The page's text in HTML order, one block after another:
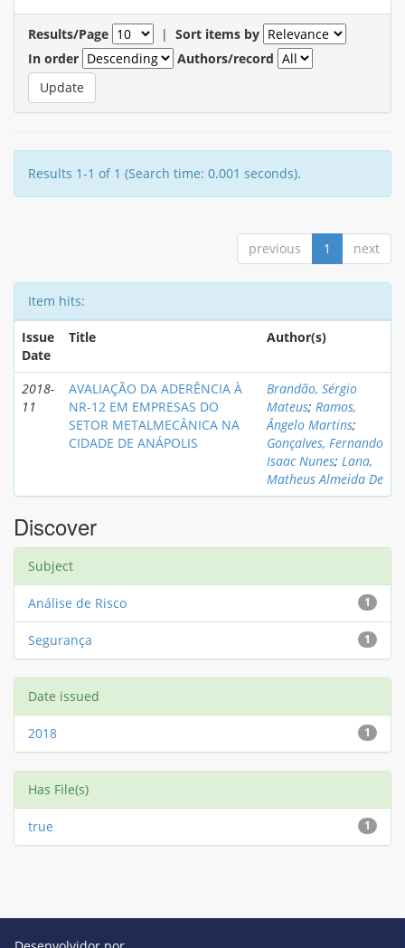
Results/Page | Sort items by
In order
Authors/record
Results 1-1 of 1 (Search time: 0.001 seconds).
previous 1 next
Item hits:
Issue
Date
Title Author(s)
2018-
11
AVALIAÇÃO DA ADERÊNCIA À
NR-12 EM EMPRESAS DO
SETOR METALMECÂNICA NA
CIDADE DE ANÁPOLIS
Brandão, Sérgio
Mateus; Ramos,
Ângelo Martins;
Gonçalves, Fernando
Isaac Nunes; Lana,
Matheus Almeida De
Discover
Subject
1
Análise de Risco
1
Segurança
Date issued
1
2018
Has File(s)
1
true